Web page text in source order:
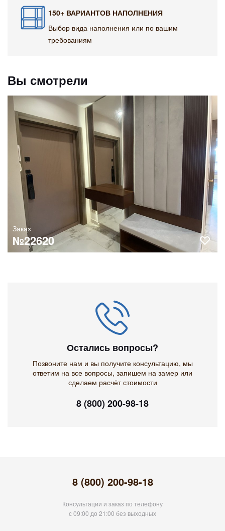
150+ ВАРИАНТОВ НАПОЛНЕНИЯ
Выбор вида наполнения или по вашим
требованиям
Остались вопросы?
Позвоните нам и вы получите консультацию, мы
ответим на все вопросы, запишем на замер или
сделаем расчёт стоимости
8 (800) 200-98-18
Вы смотрели
Заказ
№22620
8 (800) 200-98-18
Консультации и заказ по телефону
с 09:00 до 21:00 без выходных